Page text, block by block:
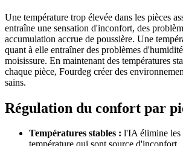
Une température trop élevée dans les pièces
entraîne une sensation d'inconfort, des
accumulation accrue de poussière. Une
quant à elle entraîner des problèmes
moisissure. En maintenant des températures
chaque pièce, Fourdeg créer des
sains.
Régulation du confort par
Températures stables : l'IA élimine les